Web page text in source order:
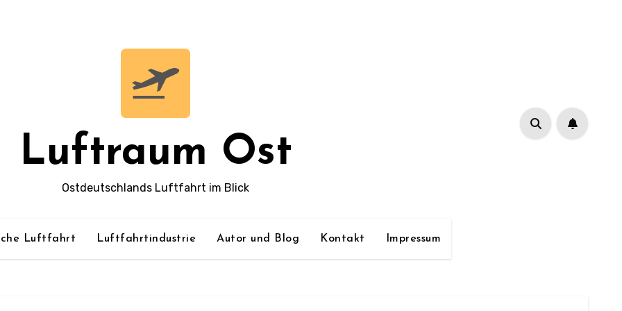
Luftraum Ost
Ostdeutschlands Luftfahrt im Blick
Luftfahrt Luftfahrtindustrie Autor und Blog Kontakt Impressum